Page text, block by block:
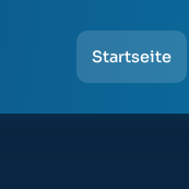
Startseite